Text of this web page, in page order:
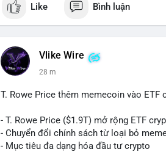
nhất. Khối lượng này không quá lớn để
chức hoặc nhà đầu tư lớn đang tái cơ
nhận là ví lạnh không kết nối internet,
lực bán ngắn hạn. Thời điểm cuối tuần,
$65,000 có thể mạnh hơn bình thường
Lời khuyên ngắn gọn cho nhà đầu tư
Theo dõi xác nhận của giao dịch này.
nhịp điều chỉnh ngắn hạn. Tuyệt đối
tiền lớn chưa xác định rõ đích đến cuối
Like Bình luận
Vlike Wire
28 m
T. Rowe Price thêm memecoin vào ETF
- T. Rowe Price ($1.9T) mở rộng ETF
- Chuyển đổi chính sách từ loại bỏ
- Mục tiêu đa dạng hóa đầu tư crypto